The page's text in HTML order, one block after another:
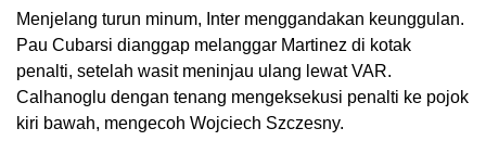
Menjelang turun minum, Inter menggandakan keunggulan.
Pau Cubarsi dianggap melanggar Martinez di kotak
penalti, setelah wasit meninjau ulang lewat VAR.
Calhanoglu dengan tenang mengeksekusi penalti ke pojok
kiri bawah, mengecoh Wojciech Szczesny.